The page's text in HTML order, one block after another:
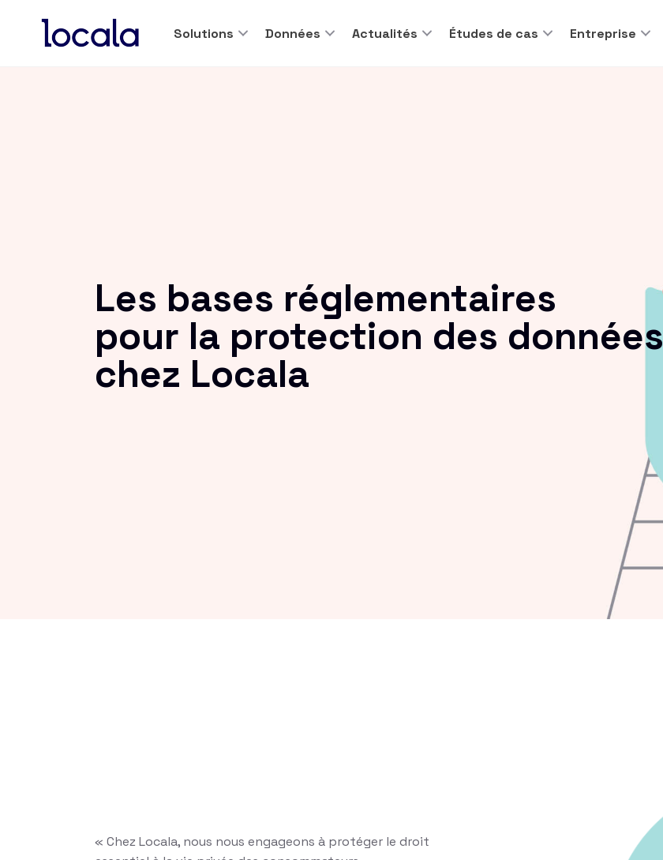
Solutions Données Actualités Études de cas Entreprise
Les bases réglementaires
pour la protection des données
chez Locala
« Chez Locala, nous nous engageons à protéger le droit